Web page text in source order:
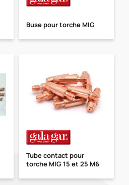
Buse pour torche MIG
Tube contact pour
torche MIG 15 et 25 M6